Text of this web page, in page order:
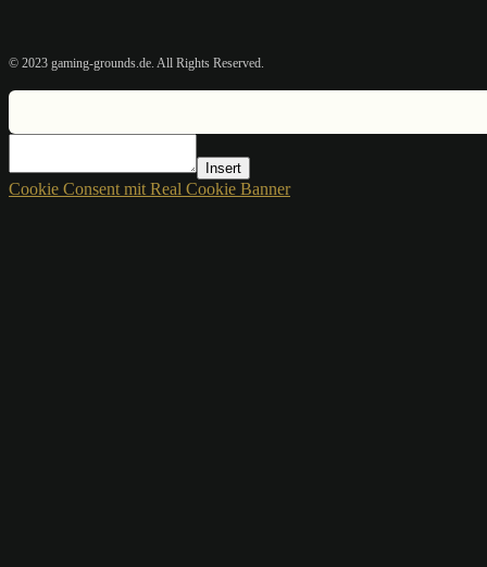
© 2023 gaming-grounds.de. All Rights Reserved.
Insert
Cookie Consent mit Real Cookie Banner